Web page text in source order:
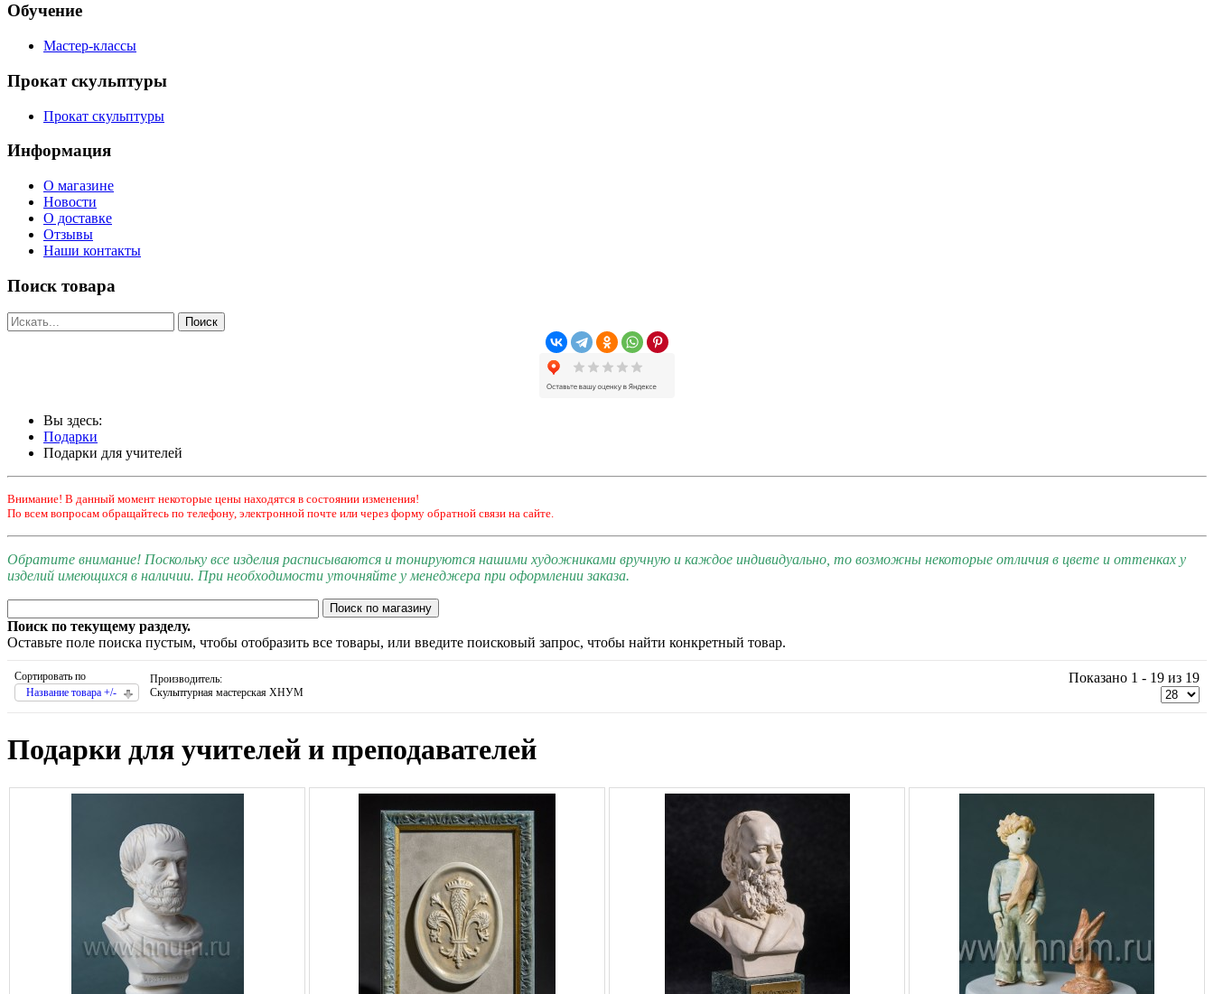
Обучение
Мастер-классы
Прокат скульптуры
Прокат скульптуры
Информация
О магазине
Новости
О доставке
Отзывы
Наши контакты
Поиск товара
Вы здесь:
Подарки
Подарки для учителей
Внимание! В данный момент некоторые цены находятся в состоянии изменения!
По всем вопросам обращайтесь по телефону, электронной почте или через форму обратной связи на сайте.
Обратите внимание! Поскольку все изделия расписываются и тонируются нашими художниками вручную и каждое индивидуально, то возможны некоторые отличия в цвете и оттенках у
изделий имеющихся в наличии. При необходимости уточняйте у менеджера при оформлении заказа.
Поиск по текущему разделу.
Оставьте поле поиска пустым, чтобы отобразить все товары, или введите поисковый запрос, чтобы найти конкретный товар.
Сортировать по
Название товара +/-
Производитель:
Скульптурная мастерская ХНУМ
Показано 1 - 19 из 19
Подарки для учителей и преподавателей